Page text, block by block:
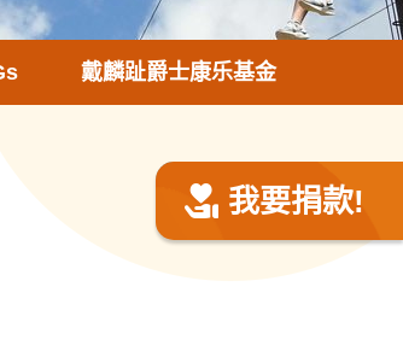
戴麟趾爵士康乐基金
我要捐款!